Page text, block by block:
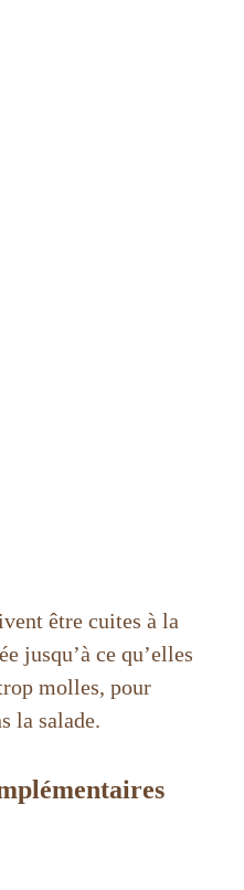
être cuites à la
jusqu’à ce qu’elles
molles, pour
la salade.